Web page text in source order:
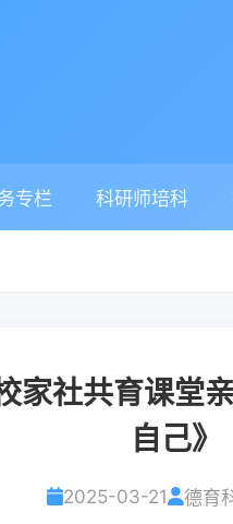
专栏 科研师培科
家社共育课
自己》
2025-03-21 德育